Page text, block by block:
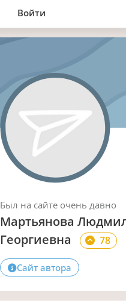
Войти
Был на сайте очень давно
Мартьянова
Георгиевна
78
Сайт автора